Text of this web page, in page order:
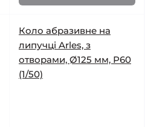
Коло абразивне на
липучці Arles, з
отворами, Ø125 мм, Р60
(1/50)